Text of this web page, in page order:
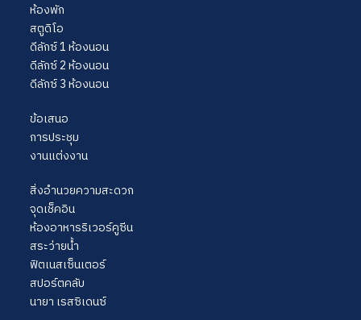
ห้องพัก
สตูดิโอ
ดีลักซ์ 1 ห้องนอน
ดีลักซ์ 2 ห้องนอน
ดีลักซ์ 3 ห้องนอน
ข้อเสนอ
การประชุม
งานแต่งงาน
สิ่งอำนวยความสะดวก
จุดเช็คอิน
ห้องอาหารริเวอร์คูซีน
สระว่ายน้ำ
ฟิตเนสเซ็นเตอร์
สปอร์ตคลับ
นายา เรสซิเดนซ์